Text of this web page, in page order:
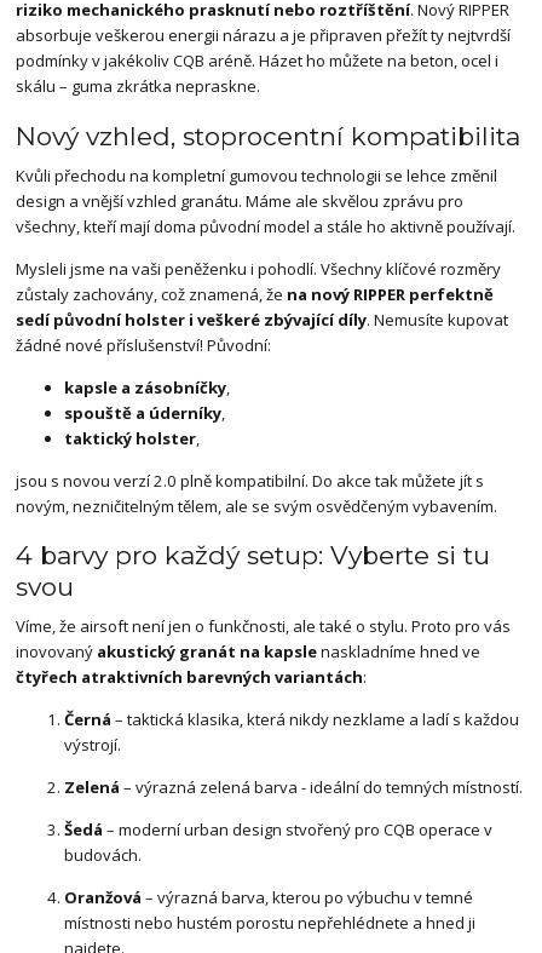
riziko mechanického prasknutí nebo roztříštění. Nový RIPPER
absorbuje veškerou energii nárazu a je připraven přežít ty nejtvrdší
podmínky v jakékoliv CQB aréně. Házet ho můžete na beton, ocel i
skálu – guma zkrátka nepraskne.
Nový vzhled, stoprocentní kompatibilita
Kvůli přechodu na kompletní gumovou technologii se lehce změnil
design a vnější vzhled granátu. Máme ale skvělou zprávu pro
všechny, kteří mají doma původní model a stále ho aktivně používají.
Mysleli jsme na vaši peněženku i pohodlí. Všechny klíčové rozměry
zůstaly zachovány, což znamená, že na nový RIPPER perfektně
sedí původní holster i veškeré zbývající díly. Nemusíte kupovat
žádné nové příslušenství! Původní:
kapsle a zásobníčky,
spouště a úderníky,
taktický holster,
jsou s novou verzí 2.0 plně kompatibilní. Do akce tak můžete jít s
novým, nezničitelným tělem, ale se svým osvědčeným vybavením.
4 barvy pro každý setup: Vyberte si tu
svou
Víme, že airsoft není jen o funkčnosti, ale také o stylu. Proto pro vás
inovovaný akustický granát na kapslenaskladníme hned ve
čtyřech atraktivních barevných variantách:
Černá – taktická klasika, která nikdy nezklame a ladí s každou
výstrojí.
Zelená – výrazná zelená barva - ideální do temných místností.
Šedá – moderní urban design stvořený pro CQB operace v
budovách.
Oranžová – výrazná barva, kterou po výbuchu v temné
místnosti nebo hustém porostu nepřehlédnete a hned ji
najdete.